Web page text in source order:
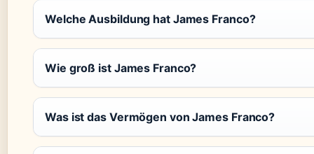
Welche Ausbildung hat James Franco?
Wie groß ist James Franco?
Was ist das Vermögen von James Franco?